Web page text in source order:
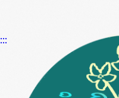
:::